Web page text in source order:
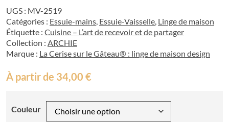
UGS : MV-2519
Catégories : Essuie-mains, Essuie-Vaisselle, Linge de maison
Étiquette : Cuisine – L’art de recevoir et de partager
Collection : ARCHIE
Marque : La Cerise sur le Gâteau® : linge de maison design
À partir de 34,00 €
Couleur